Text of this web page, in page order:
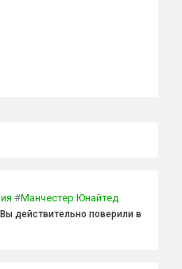
#Манчестер Юнайтед
действительно поверили в